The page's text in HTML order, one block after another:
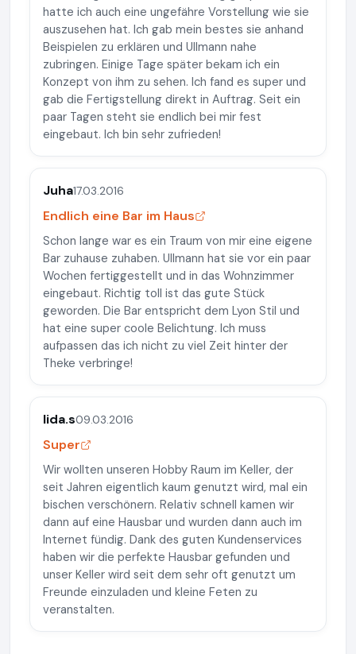
hatte ich auch eine ungefähre Vorstellung wie sie
auszusehen hat. Ich gab mein bestes sie anhand
Beispielen zu erklären und Ullmann nahe
zubringen. Einige Tage später bekam ich ein
Konzept von ihm zu sehen. Ich fand es super und
gab die Fertigstellung direkt in Auftrag. Seit ein
paar Tagen steht sie endlich bei mir fest
eingebaut. Ich bin sehr zufrieden!
Juha17.03.2016
Endlich eine Bar im Haus
Schon lange war es ein Traum von mir eine eigene
Bar zuhause zuhaben. Ullmann hat sie vor ein paar
Wochen fertiggestellt und in das Wohnzimmer
eingebaut. Richtig toll ist das gute Stück
geworden. Die Bar entspricht dem Lyon Stil und
hat eine super coole Belichtung. Ich muss
aufpassen das ich nicht zu viel Zeit hinter der
Theke verbringe!
lida.s09.03.2016
Super
Wir wollten unseren Hobby Raum im Keller, der
seit Jahren eigentlich kaum genutzt wird, mal ein
bischen verschönern. Relativ schnell kamen wir
dann auf eine Hausbar und wurden dann auch im
Internet fündig. Dank des guten Kundenservices
haben wir die perfekte Hausbar gefunden und
unser Keller wird seit dem sehr oft genutzt um
Freunde einzuladen und kleine Feten zu
veranstalten.